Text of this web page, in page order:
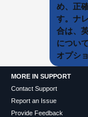
め、正
す。ナ
合は、
につい
オプシ
MORE IN SUPPORT
Contact Support
Report an Issue
Provide Feedback